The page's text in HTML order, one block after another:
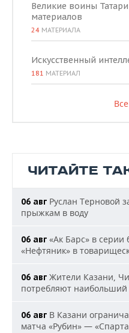
Великие воины
материалов
24 МАТЕРИАЛА
Искусственный
181 МАТЕРИАЛ
ЧИТАЙТЕ
06 авг Руслан Терновой
прыжкам в воду
06 авг «Ак Барс» в серии
«Нефтяник» в
06 авг Жители Казани,
потребляют
06 авг В Казани
матча «Рубин» —